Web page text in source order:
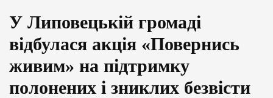
У Липовецькій громаді
відбулася акція «Повернись
живим» на підтримку
полонених і зниклих безвісти